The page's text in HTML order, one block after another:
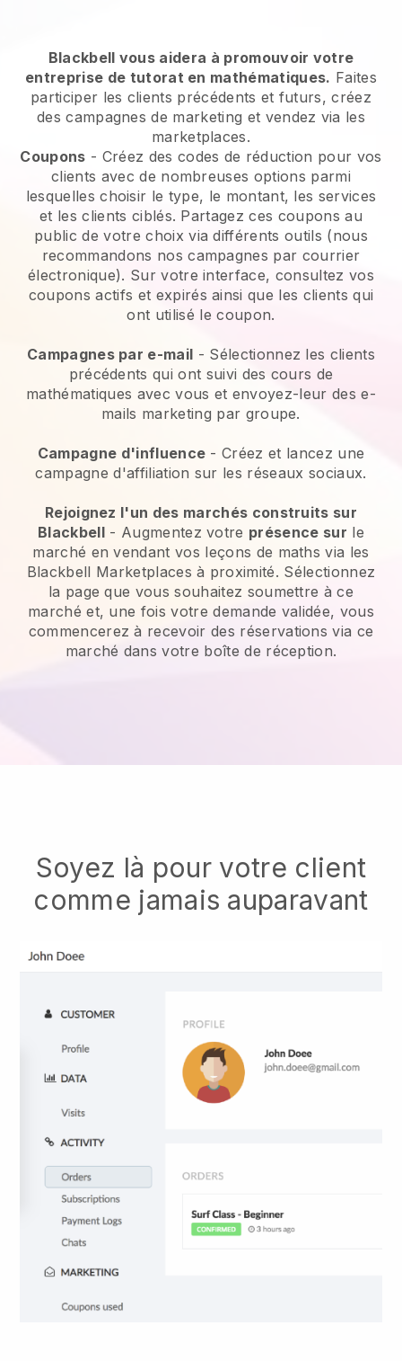
Blackbell vous aidera à promouvoir votre
entreprise de tutorat en mathématiques. Faites
participer les clients précédents et futurs, créez
des campagnes de marketing et vendez via les
marketplaces.
Coupons - Créez des codes de réduction pour vos
clients avec de nombreuses options parmi
lesquelles choisir le type, le montant, les services
et les clients ciblés. Partagez ces coupons au
public de votre choix via différents outils (nous
recommandons nos campagnes par courrier
électronique). Sur votre interface, consultez vos
coupons actifs et expirés ainsi que les clients qui
ont utilisé le coupon.
Campagnes par e-mail - Sélectionnez les clients
précédents qui ont suivi des cours de
mathématiques avec vous et envoyez-leur des e-
mails marketing par groupe.
Campagne d'influence - Créez et lancez une
campagne d'affiliation sur les réseaux sociaux.
Rejoignez l'un des marchés construits sur
Blackbell- Augmentez votre présence sur le
marché en vendant vos leçons de maths via les
Blackbell Marketplaces à proximité. Sélectionnez
la page que vous souhaitez soumettre à ce
marché et, une fois votre demande validée, vous
commencerez à recevoir des réservations via ce
marché dans votre boîte de réception.
Soyez là pour votre client
comme jamais auparavant